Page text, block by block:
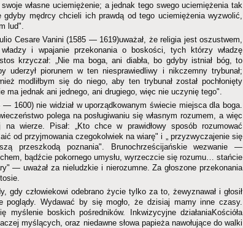
własne uciemiężenie; a jednak tego swego uciemiężenia tak
mędrcy chcieli ich prawdą od tego uciemiężenia wyzwolić,
lud".
Cesare Vanini (1585 — 1619)uważał, że religia jest oszustwem,
i wpajanie przekonania o boskości, tych którzy władzę
krzyczał: „Nie ma boga, ani diabła, bo gdyby istniał bóg, to
uderzył piorunem w ten niesprawiedliwy i nikczemny trybunał;
modliłbym się do niego, aby ten trybunał został pochłonięty
ma jednak ani jednego, ani drugiego, więc nie uczynię tego".
— 1600) nie widział w uporządkowanym świecie miejsca dla boga.
polega na posługiwaniu się własnym rozumem, a więc
na wierze. Pisał: „Kto chce w prawidłowy sposób rozumować
od przyjmowania czegokolwiek na wiarę" i „ przyzwyczajenie się
przeszkodą poznania". Brunochrześcijańskie wezwanie —
bądźcie pokornego umysłu, wyrzeczcie się rozumu… stańcie
— uważał za nieludzkie i nierozumne. Za głoszone przekonania
gdy człowiekowi odebrano życie tylko za to, żewyznawał i głosił
poglądy. Wydawać by się mogło, że dzisiaj mamy inne czasy.
myślenie boskich pośredników. Inkwizycyjne działaniaKościóła
myślących, oraz niedawne słowa papieża nawołujące do walki